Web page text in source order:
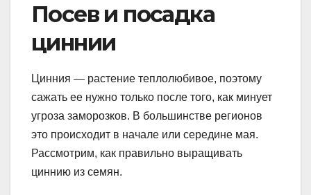
Посев и посадка
циннии
Цинния — растение теплолюбивое, поэтому
сажать ее нужно только после того, как минует
угроза заморозков. В большинстве регионов
это происходит в начале или середине мая.
Рассмотрим, как правильно выращивать
циннию из семян.